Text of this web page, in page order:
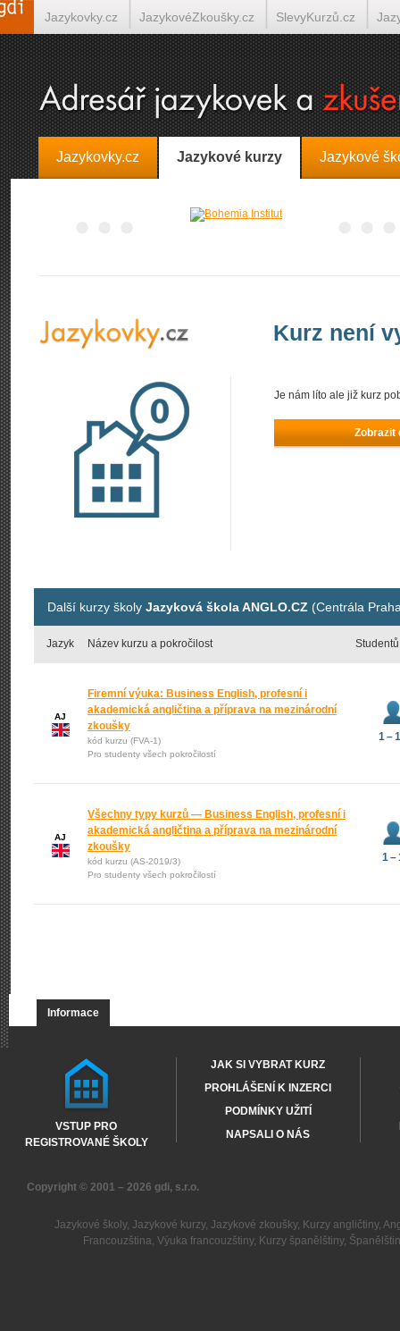
Jazykovky.cz Jazykové kurzy Jazykové
Kurz není
Je nám líto ale již kurz
Zobrazit
Další kurzy školy Jazyková škola ANGLO.CZ (Centrála
Jazyk Název kurzu a pokročilost Studentů
AJ
Firemní výuka: Business English, profesní i
akademická angličtina a příprava na mezinárodní
zkoušky
kód kurzu (FVA-1)
Pro studenty všech pokročilostí
1 –
AJ
Všechny typy kurzů — Business English, profesní i
akademická angličtina a příprava na mezinárodní
zkoušky
kód kurzu (AS-2019/3)
Pro studenty všech pokročilostí
1 –
Informace
VSTUP PRO
REGISTROVANÉ ŠKOLY
JAK SI VYBRAT KURZ
PROHLÁŠENÍ K INZERCI
PODMÍNKY UŽITÍ
NAPSALI O NÁS
Copyright © 2001 – 2026 gdi, s.r.o.
Jazykové školy, Jazykové kurzy, Jazykové zkoušky, Kurzy angličtiny,
Francouzština,Výuka francouzštiny, Kurzy španělštiny,
Jazykovky.cz JazykovéZkoušky.cz SlevyKurzů.cz
Španělština on-line Italština on-line Tlumočení-